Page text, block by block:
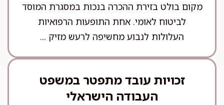
מקום בולט בזירת ההכרה בנכות במסגרת המוסד
לביטוח לאומי. אחת התופעות הרפואיות
העלולות לנבוע מחשיפה לרעש מזיק ...
זכויות עובד מתפטר במשפט
העבודה הישראלי